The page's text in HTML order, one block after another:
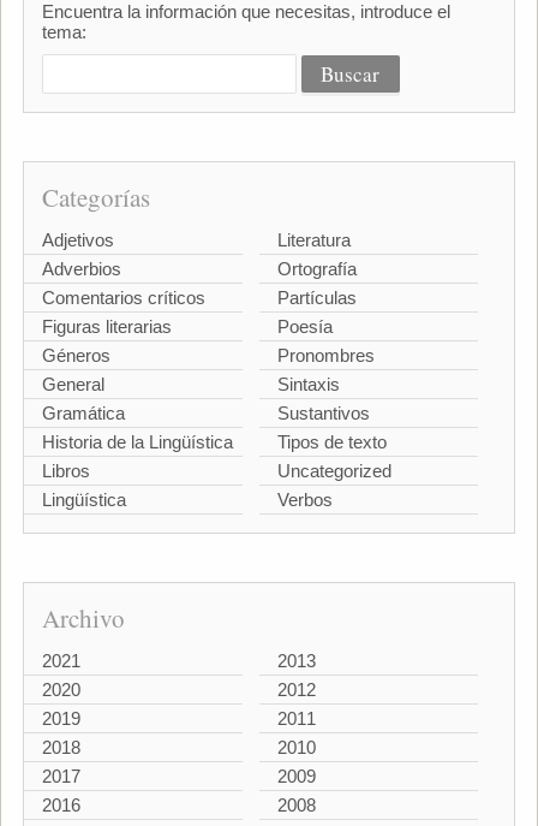
Encuentra la información que necesitas, introduce el
tema:
Categorías
Adjetivos
Adverbios
Comentarios críticos
Figuras literarias
Géneros
General
Gramática
Historia de la Lingüística
Libros
Lingüística
Literatura
Ortografía
Partículas
Poesía
Pronombres
Sintaxis
Sustantivos
Tipos de texto
Uncategorized
Verbos
Archivo
2021
2020
2019
2018
2017
2016
2013
2012
2011
2010
2009
2008